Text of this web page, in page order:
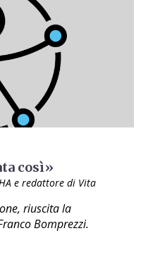
così»
e redattore di Vita
riuscita la
Bomprezzi.